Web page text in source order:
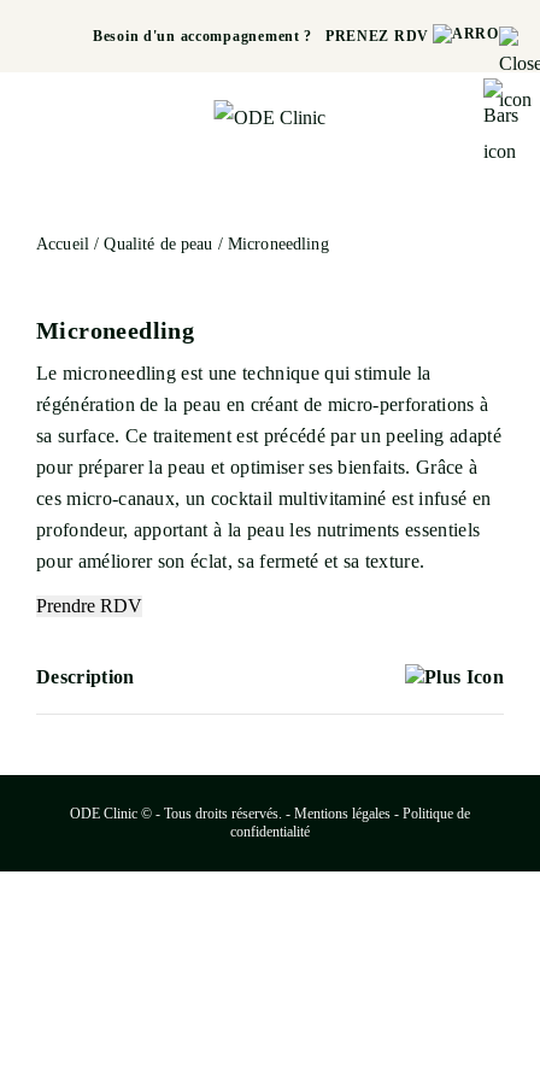
Besoin d'un accompagnement ? PRENEZ RDV
Accueil/Qualité de peau / Microneedling
Microneedling
Le microneedling est une technique qui stimule la
régénération de la peau en créant de micro-perforations à
sa surface. Ce traitement est précédé par un peeling adapté
pour préparer la peau et optimiser ses bienfaits. Grâce à
ces micro-canaux, un cocktail multivitaminé est infusé en
profondeur, apportant à la peau les nutriments essentiels
pour améliorer son éclat, sa fermeté et sa texture.
Prendre RDV
Description
ODE Clinic © - Tous droits réservés. - Mentions légales - Politique de
confidentialité